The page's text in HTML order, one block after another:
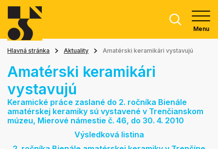
Menu
Hlavná stránka Aktuality Amatérski keramikári vystavujú
Amatérski keramikári
vystavujú
Keramické práce zaslané do 2. ročníka Bienále
amatérskej keramiky sú vystavené v Trenčianskom
múzeu, Mierové námestie č. 46, do 30. 4. 2010
Výsledková listina